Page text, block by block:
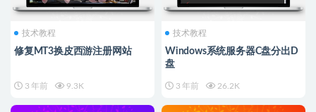
技术教程
修复MT3换皮西游注册网站
3 年前 9.3K
技术教程
Windows系统服务器C盘分出D
盘
3 年前 26.2K